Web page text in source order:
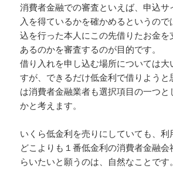
消費者金融での審査といえば、申込サ
入を得ているかを確かめるというので
込を行った本人にこの先借りたお金
あるのかを審査するのが目的です。
借り入れを申し込む場所については大
すが、できるだけ低金利で借りよう
は消費者金融業者も選択項目の一つと
かと考えます。
いくら低金利を売りにしていても、
どこよりも１番低金利の消費者金融会
らいたいと願うのは、自然なことです